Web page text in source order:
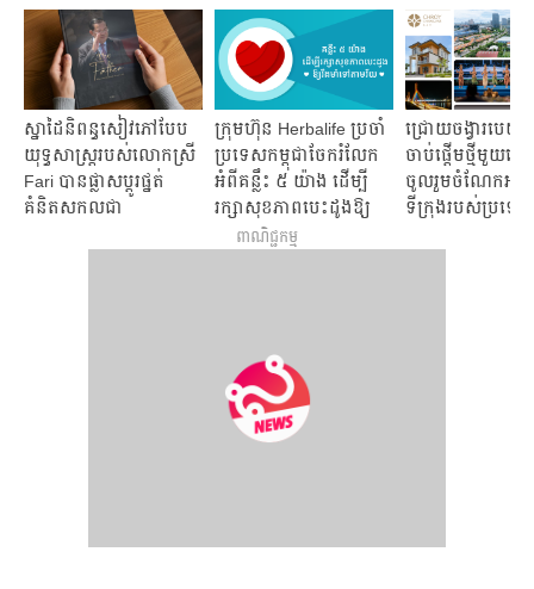
ស្នាដៃនិពន្ធសៀវភៅបែប
យុទ្ធសាស្រ្តរបស់លោកស្រី
Fari បានផ្លាសប្តូរផ្នត់
គំនិតសកលជា
ក្រុមហ៊ុន Herbalife ប្រចាំ
ប្រទេសកម្ពុជាចែករំលែក
អំពីគន្លឹះ ៥ យ៉ាង ដើម្បី
រក្សាសុខភាពបេះដូងឱ្យ
រឹងមាំទៅតាមវ័យ
ជ្រោយចង្វារបេយ៍៖
ចាប់ផ្តើមថ្មីមួយនៅ
ចូលរួមចំណែកអភិវ
ទីក្រុងរបស់ប្រទេស
ពាណិជ្ជកម្ម